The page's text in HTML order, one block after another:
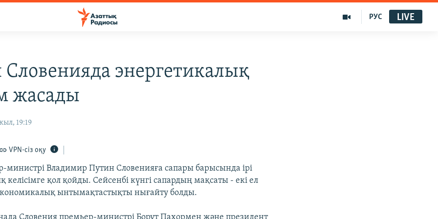
РУС LIVE
энергетикалық
жасады
19:19
VPN-сіз оқу
министрі Владимир Путин Словенияға сапары барысында ірі
келісімге қол қойды. Сейсенбі күнгі сапардың мақсаты - екі ел
ынтымақтастықты нығайту болды.